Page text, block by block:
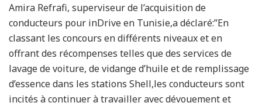
Amira Refrafi, superviseur de l’acquisition de
conducteurs pour inDrive en Tunisie,a déclaré:”En
classant les concours en différents niveaux et en
offrant des récompenses telles que des services de
lavage de voiture, de vidange d’huile et de remplissage
d’essence dans les stations Shell,les conducteurs sont
incités à continuer à travailler avec dévouement et